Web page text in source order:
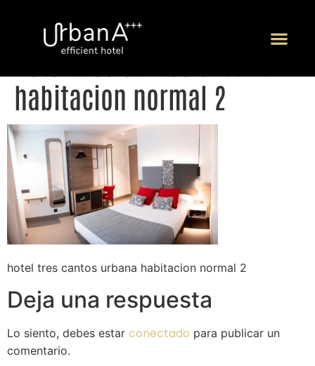
hotel tres cantos urbana
habitacion normal 2
hotel tres cantos urbana habitacion normal 2
Deja una respuesta
Lo siento, debes estar conectado para publicar un
comentario.